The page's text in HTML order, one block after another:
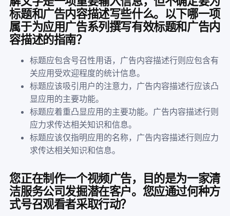
标题和广告内容描述写些什么。以下哪一项
属于为应用广告系列撰写有效标题和广告内
容描述的指南？
标题应包含号召性用语，广告内容描述行则应包含有
关应用受欢迎程度的统计信息。
标题应该吸引用户的注意力，广告内容描述行应该凸
显应用的主要功能。
标题应着重凸显应用的主要功能。广告内容描述行则
应力求传达相关知识和信息。
标题应该仅指明应用的名称，广告内容描述行则应力
求传达相关知识和信息。
您正在制作一个视频广告，目的是为一家清
洁服务公司发掘潜在客户。您应通过何种方
式号召观看者采取行动？